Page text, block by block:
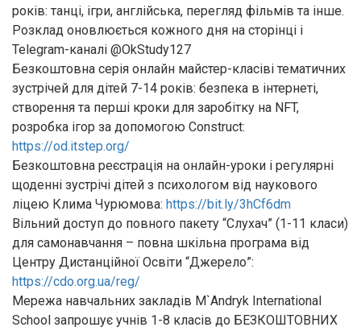
років: танці, ігри, англійська, перегляд фільмів та інше.
Розклад оновлюється кожного дня на сторінці і
Telegram-каналі @OkStudy127
Безкоштовна серія онлайн майстер-класіві тематичних
зустрічей для дітей 7-14 років: безпека в інтернеті,
створення та перші кроки для заробітку на NFT,
розробка ігор за допомогою Construct:
https://od.itstep.org/
Безкоштовна реєстрація на онлайн-уроки і регулярні
щоденні зустрічі дітей з психологом від наукового
ліцею Клима Чурюмова: https://bit.ly/3hCf6dm
Вільний доступ до повного пакету “Слухач” (1-11 класи)
для самонавчання – повна шкільна програма від
Центру Дистанційної Освіти “Джерело”:
https://cdo.org.ua/reg/
Мережа навчальних закладів М`Аndryk International
School запрошує учнів 1-8 класів до БЕЗКОШТОВНИХ